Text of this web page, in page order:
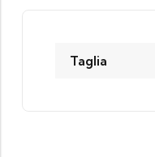
Taglia